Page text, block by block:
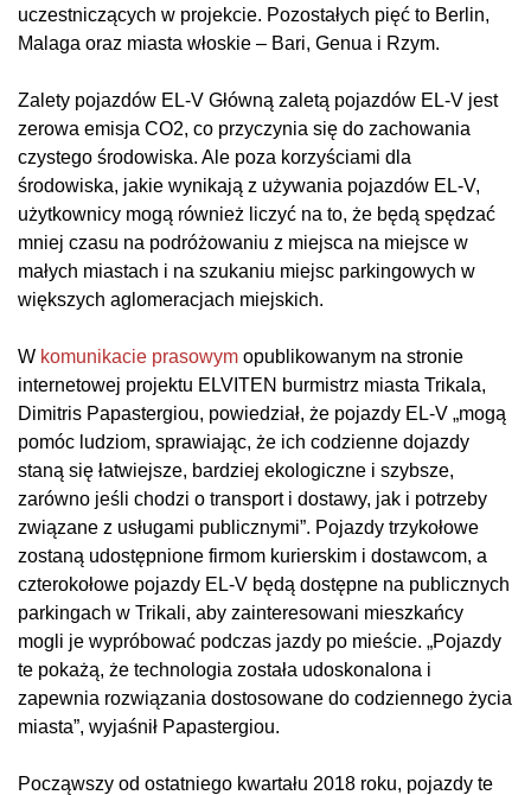
uczestniczących w projekcie. Pozostałych pięć to Berlin,
Malaga oraz miasta włoskie – Bari, Genua i Rzym.
Zalety pojazdów EL-V Główną zaletą pojazdów EL-V jest
zerowa emisja CO2, co przyczynia się do zachowania
czystego środowiska. Ale poza korzyściami dla
środowiska, jakie wynikają z używania pojazdów EL-V,
użytkownicy mogą również liczyć na to, że będą spędzać
mniej czasu na podróżowaniu z miejsca na miejsce w
małych miastach i na szukaniu miejsc parkingowych w
większych aglomeracjach miejskich.
W komunikacie prasowym opublikowanym na stronie
internetowej projektu ELVITEN burmistrz miasta Trikala,
Dimitris Papastergiou, powiedział, że pojazdy EL-V „mogą
pomóc ludziom, sprawiając, że ich codzienne dojazdy
staną się łatwiejsze, bardziej ekologiczne i szybsze,
zarówno jeśli chodzi o transport i dostawy, jak i potrzeby
związane z usługami publicznymi”. Pojazdy trzykołowe
zostaną udostępnione firmom kurierskim i dostawcom, a
czterokołowe pojazdy EL-V będą dostępne na publicznych
parkingach w Trikali, aby zainteresowani mieszkańcy
mogli je wypróbować podczas jazdy po mieście. „Pojazdy
te pokażą, że technologia została udoskonalona i
zapewnia rozwiązania dostosowane do codziennego życia
miasta”, wyjaśnił Papastergiou.
Począwszy od ostatniego kwartału 2018 roku, pojazdy te